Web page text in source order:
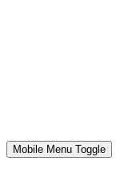
Mobile Menu Toggle